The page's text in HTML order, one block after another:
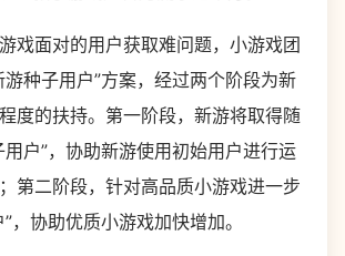
戏面对的用户获取难问题，小游戏团
游种子用户”方案，经过两个阶段为新
度的扶持。第一阶段，新游将取得随
用户”，协助新游使用初始用户进行运
第二阶段，针对高品质小游戏进一步
，协助优质小游戏加快增加。